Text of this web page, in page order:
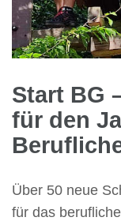
Start BG
für den
Über 50 neue
für das